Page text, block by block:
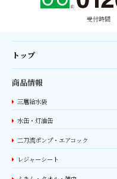
受付時間
トップ
商品情報
三層給水袋
水缶・灯油缶
二刀流ポンプ・エアコック
レジャーシート